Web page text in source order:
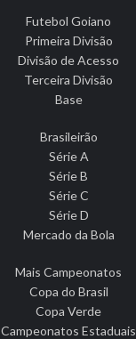
Futebol Goiano
Primeira Divisão
Divisão de Acesso
Terceira Divisão
Base
Brasileirão
Série A
Série B
Série C
Série D
Mercado da Bola
Mais Campeonatos
Copa do Brasil
Copa Verde
Campeonatos Estaduais